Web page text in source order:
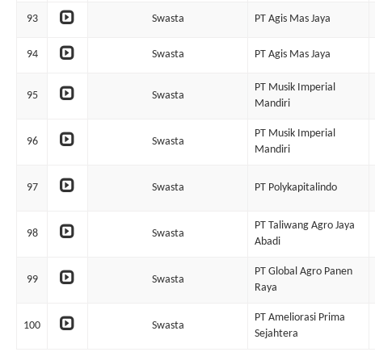
93 Swasta PT Agis Mas Jaya
94 Swasta PT Agis Mas Jaya
95 Swasta
PT Musik Imperial
Mandiri
96 Swasta
PT Musik Imperial
Mandiri
97 Swasta PT Polykapitalindo
98 Swasta
PT Taliwang Agro Jaya
Abadi
99 Swasta
PT Global Agro Panen
Raya
100 Swasta
PT Ameliorasi Prima
Sejahtera